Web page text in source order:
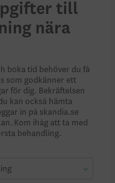
till
nära
boka tid behöver du få
som godkänner ett
för dig. Bekräftelsen
kan också hämta
in på skandia.se
Kom ihåg att ta med
behandling.